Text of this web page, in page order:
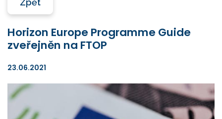
Zpět
Horizon Europe Programme Guide
zveřejněn na FTOP
23.06.2021